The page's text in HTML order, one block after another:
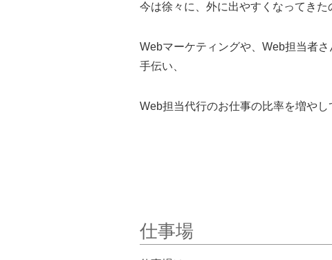
今は徐々に、外に出やすくなってきた
Webマーケティングや、Web担当者
手伝い、
Web担当代行のお仕事の比率を増やし
仕事場